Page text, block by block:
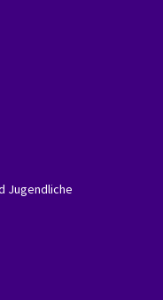
Jugendliche